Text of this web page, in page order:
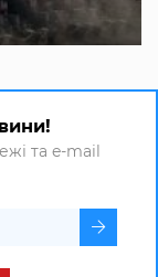
та e-mail